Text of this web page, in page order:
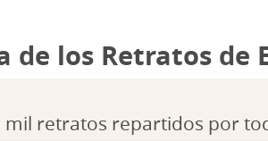
de los Retratos de
mil retratos repartidos por